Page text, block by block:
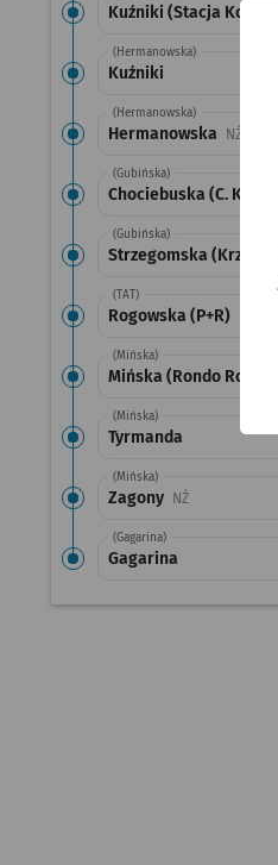
Kuźniki (Stacja
(Hermanowska)
Kuźniki
(Hermanowska)
Hermanowska NŻ
(Gubińska)
Chociebuska (C. K.
(Gubińska)
Strzegomska
(TAT)
Rogowska (P+R)
(Mińska)
Mińska (Rondo Rotm.
(Mińska)
Tyrmanda
(Mińska)
Zagony NŻPrzystanek na
(Gagarina)
Gagarina